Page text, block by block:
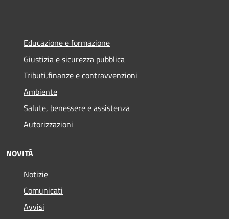
Educazione e formazione
Giustizia e sicurezza pubblica
Tributi,finanze e contravvenzioni
Ambiente
Salute, benessere e assistenza
Autorizzazioni
NOVITÀ
Notizie
Comunicati
Avvisi